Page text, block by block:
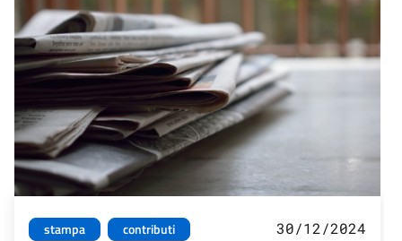
stampa
contributi
30/12/2024